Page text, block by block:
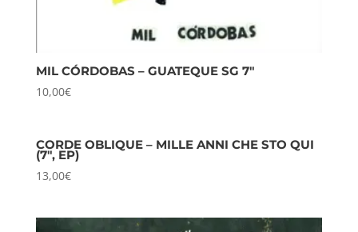
MIL CÓRDOBAS – GUATEQUE SG 7″
10,00€
CORDE OBLIQUE – MILLE ANNI CHE STO QUI
(7″, EP)
13,00€